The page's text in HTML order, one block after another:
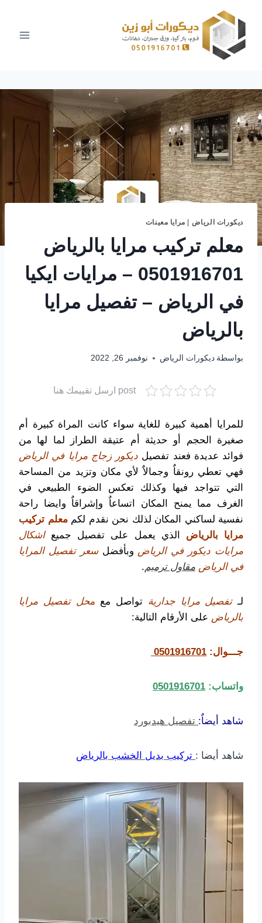
المحتوى
ديكورات الرياض | مرايا معينات
معلم تركيب مرايا بالرياض
0501916701 – مرايات ايكيا
في الرياض – تفصيل مرايا
بالرياض
بواسطة ديكورات الرياض نوفمبر 26, 2022
post ارسل تقييمك هنا
للمرايا أهمية كبيرة للغاية سواء كانت المراة كبيرة أم
صغيرة الحجم أو حديثة أم عتيقة الطراز لما لها من
فوائد عديدة فعند تفصيل ديكور زجاج مرايا في الرياض
فهي تعطي رونقاٌ وجمالاٌ لأي مكان وتزيد من المساحة
التي تتواجد فيها وكذلك تعكس الضوء الطبيعي في
الغرف مما يمنح المكان اتساعاٌ وإشراقاٌ وايضا راحة
نفسية لساكني المكان لذلك نحن نقدم لكممعلم تركيب
مرايا بالرياض الذي يعمل على تفصيل جميعاشكال
مرايات ديكور في الرياض وبأفضلسعر تفصيل المرايا
في الرياض مقاول ترميم.
لـتفصيل مرايا جدارية تواصل مع محل تفصيل مرايا
بالرياض على الأرقام التالية:
جـــوال: 0501916701
واتساب: 0501916701
شاهد أيضاٌ: تفصيل هيدبورد
شاهد أيضا : تركيب بديل الخشب بالرياض